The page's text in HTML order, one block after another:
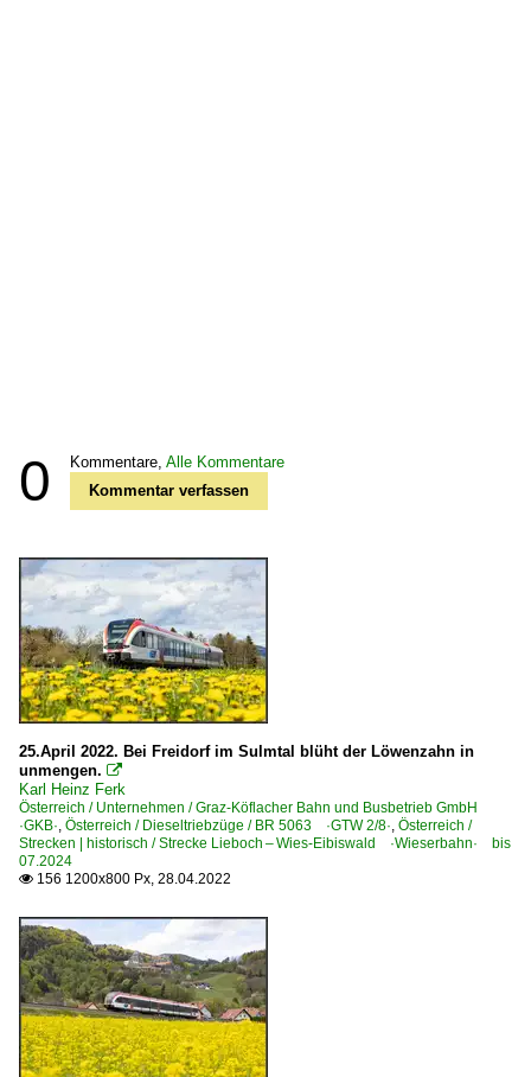
0 Kommentare, Alle Kommentare
Kommentar verfassen
25.April 2022. Bei Freidorf im Sulmtal blüht der Löwenzahn in
unmengen. 
Karl Heinz Ferk
Österreich / Unternehmen / Graz-Köflacher Bahn und Busbetrieb GmbH
·GKB·, Österreich / Dieseltriebzüge / BR 5063 ·GTW 2/8·, Österreich /
Strecken | historisch / Strecke Lieboch – Wies-Eibiswald ·Wieserbahn· bis
07.2024
 156 1200x800 Px, 28.04.2022